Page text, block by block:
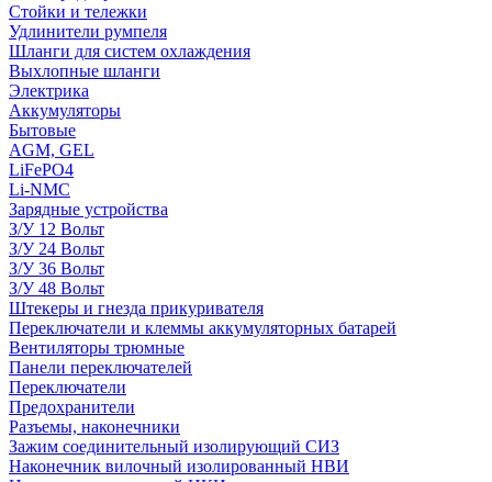
Стойки и тележки
Удлинители румпеля
Шланги для систем охлаждения
Выхлопные шланги
Электрика
Аккумуляторы
Бытовые
AGM, GEL
LiFePO4
Li-NMC
Зарядные устройства
З/У 12 Вольт
З/У 24 Вольт
З/У 36 Вольт
З/У 48 Вольт
Штекеры и гнезда прикуривателя
Переключатели и клеммы аккумуляторных батарей
Вентиляторы трюмные
Панели переключателей
Переключатели
Предохранители
Разъемы, наконечники
Зажим соединительный изолирующий СИЗ
Наконечник вилочный изолированный НВИ